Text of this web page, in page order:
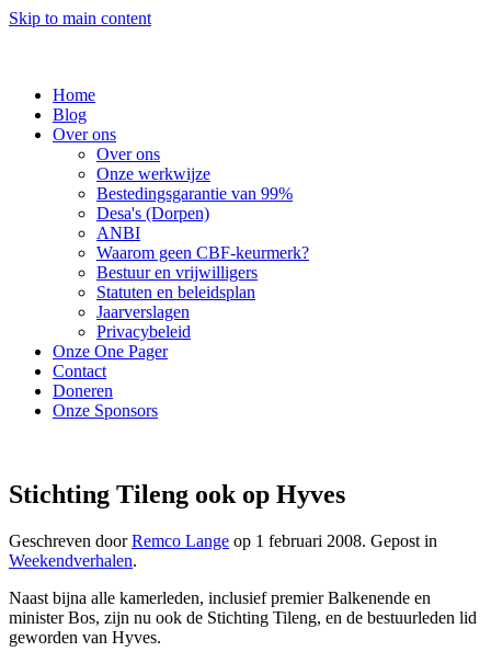
Skip to main content
Home
Blog
Over ons
Over ons
Onze werkwijze
Bestedingsgarantie van 99%
Desa's (Dorpen)
ANBI
Waarom geen CBF-keurmerk?
Bestuur en vrijwilligers
Statuten en beleidsplan
Jaarverslagen
Privacybeleid
Onze One Pager
Contact
Doneren
Onze Sponsors
Stichting Tileng ook op Hyves
Geschreven doorRemco Lange op 1 februari 2008. Gepost in
Weekendverhalen.
Naast bijna alle kamerleden, inclusief premier Balkenende en
minister Bos, zijn nu ook de Stichting Tileng, en de bestuurleden lid
geworden van Hyves.